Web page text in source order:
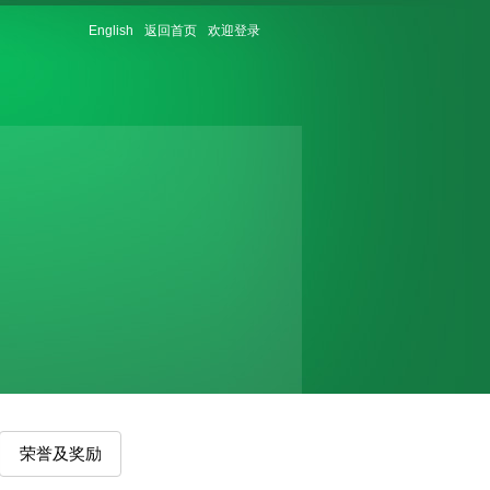
English 返回首页 欢迎登录
荣誉及奖励